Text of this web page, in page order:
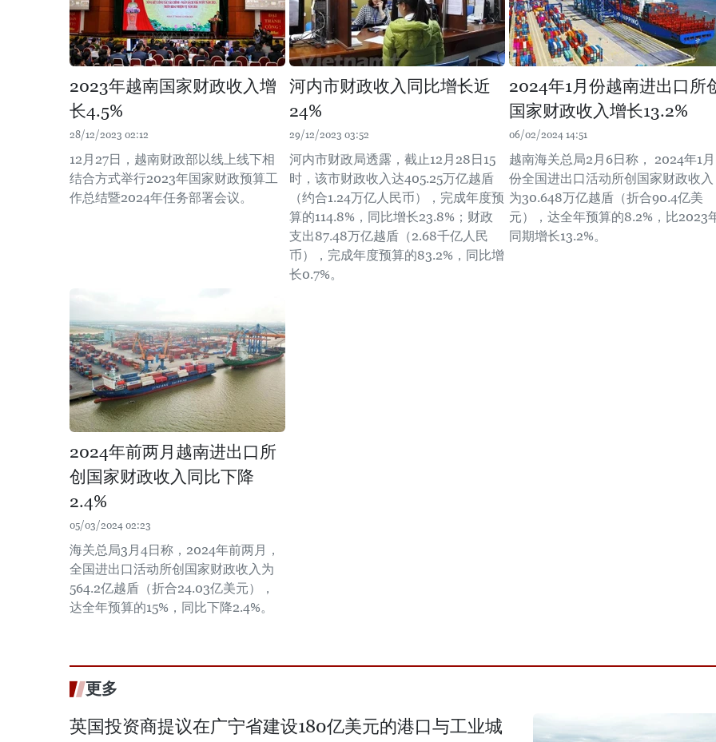
2023年越南国家财政收入增
长4.5%
28/12/2023 02:12
12月27日，越南财政部以线上线下相
结合方式举行2023年国家财政预算工
作总结暨2024年任务部署会议。
河内市财政收入同比增长近
24%
29/12/2023 03:52
河内市财政局透露，截止12月28日15
时，该市财政收入达405.25万亿越盾
（约合1.24万亿人民币），完成年度预
算的114.8%，同比增长23.8%；财政
支出87.48万亿越盾（2.68千亿人民
币），完成年度预算的83.2%，同比增
长0.7%。
2024年1月份越南进出口所
国家财政收入增长13.2%
06/02/2024 14:51
越南海关总局2月6日称， 2024年1月
份全国进出口活动所创国家财政收入
为30.648万亿越盾（折合90.4亿美
元），达全年预算的8.2%，比2023
同期增长13.2%。
2024年前两月越南进出口所
创国家财政收入同比下降
2.4%
05/03/2024 02:23
海关总局3月4日称，2024年前两月，
全国进出口活动所创国家财政收入为
564.2亿越盾（折合24.03亿美元），
达全年预算的15%，同比下降2.4%。
更多
英国投资商提议在广宁省建设180亿美元的港口与工业城